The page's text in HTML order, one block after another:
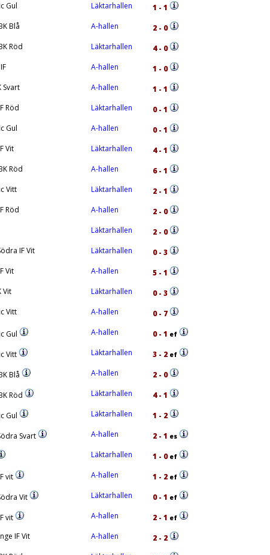
Gul Läktarhallen
1 - 1
Blå A-hallen
2 - 0
Röd Läktarhallen
4 - 0
A-hallen
1 - 0
Svart A-hallen
1 - 1
Röd Läktarhallen
0 - 1
Gul A-hallen
0 - 1
Vit Läktarhallen
4 - 1
Röd A-hallen
6 - 1
Vitt Läktarhallen
2 - 1
Röd A-hallen
2 - 0
Läktarhallen
2 - 0
IF Vit Läktarhallen
0 - 3
Vit A-hallen
5 - 1
Vit Läktarhallen
0 - 3
Vitt A-hallen
0 - 7
Gul A-hallen 0 - 1 ef
Vitt Läktarhallen 3 - 2 ef
Blå A-hallen
2 - 0
Röd Läktarhallen
4 - 1
Gul Läktarhallen
1 - 2
Svart A-hallen 2 - 1 es
Läktarhallen 1 - 0ef
vit A-hallen 1 - 2 ef
Vit Läktarhallen 0 - 1 ef
vit A-hallen 2 - 1 ef
IF Vit A-hallen
2 - 2